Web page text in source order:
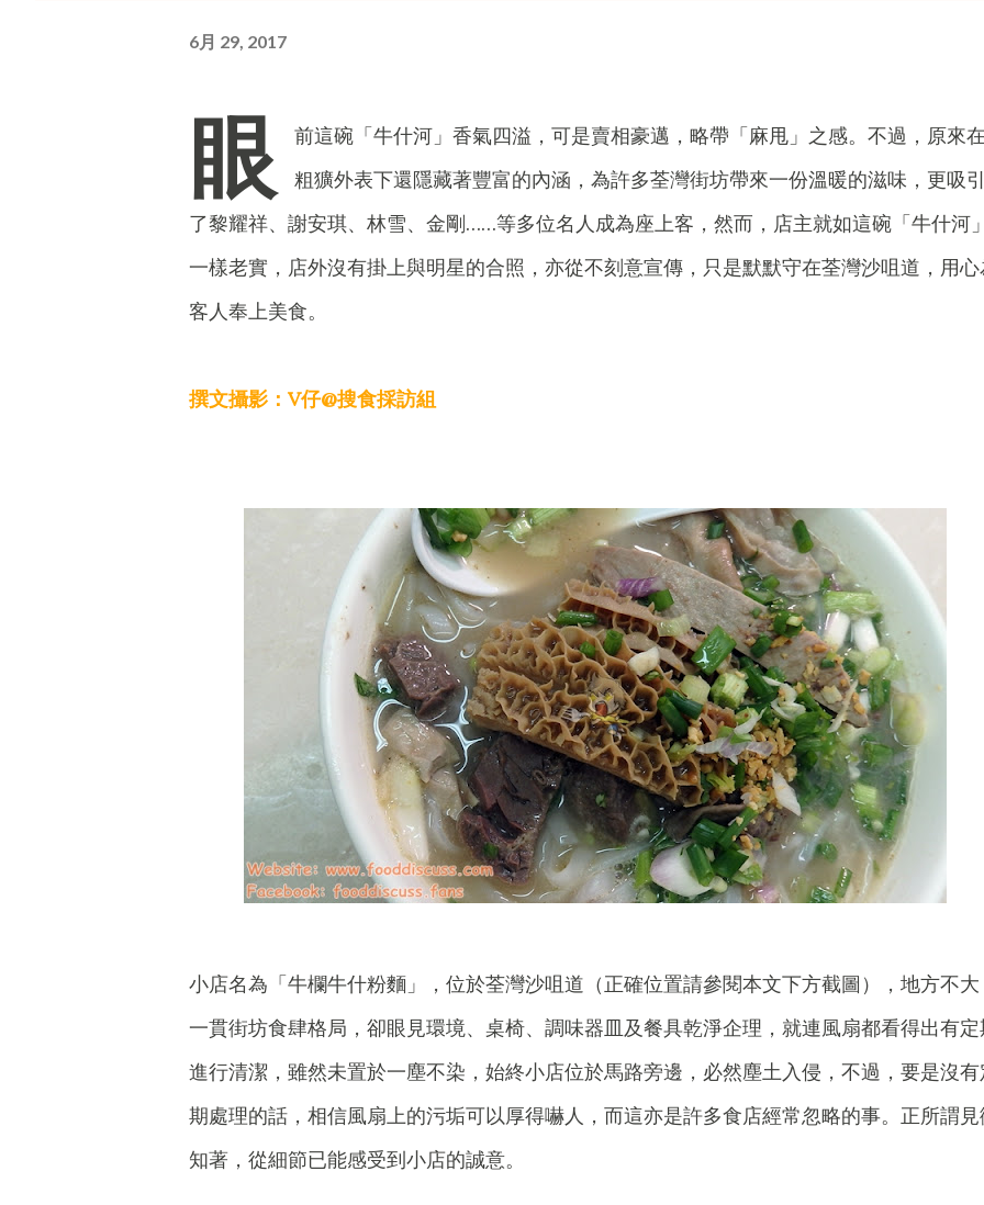
6月 29, 2017
眼
前這碗「牛什河」香氣四溢，可是賣相豪邁，略帶「麻甩」之感。不過，原來
粗獷外表下還隱藏著豐富的內涵，為許多荃灣街坊帶來一份溫暖的滋味，更吸
了黎耀祥、謝安琪、林雪、金剛……等多位名人成為座上客，然而，店主就如這碗「牛什河
一樣老實，店外沒有掛上與明星的合照，亦從不刻意宣傳，只是默默守在荃灣沙咀道，用
客人奉上美食。
撰文攝影：V仔@搜食採訪組
小店名為「牛欄牛什粉麵」，位於荃灣沙咀道（正確位置請參閱本文下方截圖），地方不
一貫街坊食肆格局，卻眼見環境、桌椅、調味器皿及餐具乾淨企理，就連風扇都看得出有
進行清潔，雖然未置於一塵不染，始終小店位於馬路旁邊，必然塵土入侵，不過，要是沒
期處理的話，相信風扇上的污垢可以厚得嚇人，而這亦是許多食店經常忽略的事。正所謂
知著，從細節已能感受到小店的誠意。